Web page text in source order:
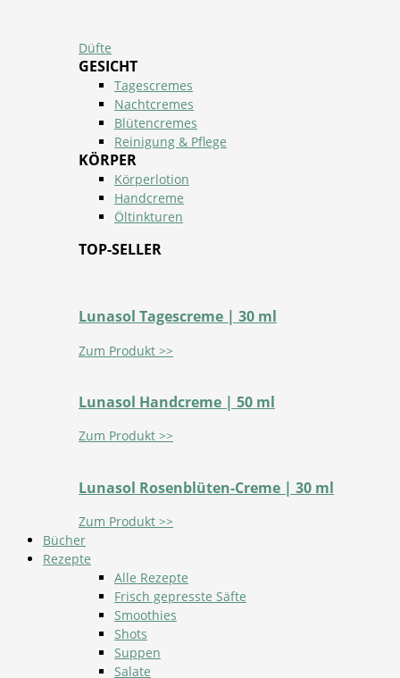
Düfte
GESICHT
Tagescremes
Nachtcremes
Blütencremes
Reinigung & Pflege
KÖRPER
Körperlotion
Handcreme
Öltinkturen
TOP-SELLER
Lunasol Tagescreme | 30 ml
Zum Produkt >>
Lunasol Handcreme | 50 ml
Zum Produkt >>
Lunasol Rosenblüten-Creme | 30 ml
Zum Produkt >>
Bücher
Rezepte
Alle Rezepte
Frisch gepresste Säfte
Smoothies
Shots
Suppen
Salate